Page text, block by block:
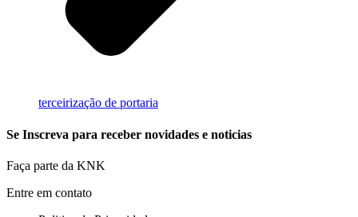
terceirização de portaria
Se Inscreva para receber novidades e noticias
Faça parte da KNK
Entre em contato